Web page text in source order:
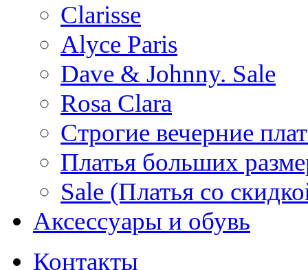
Clarisse
Alyce Paris
Dave & Johnny. Sale
Rosa Clara
Строгие вечерние
Платья больших
Sale (Платья со
Аксессуары и обувь
Контакты